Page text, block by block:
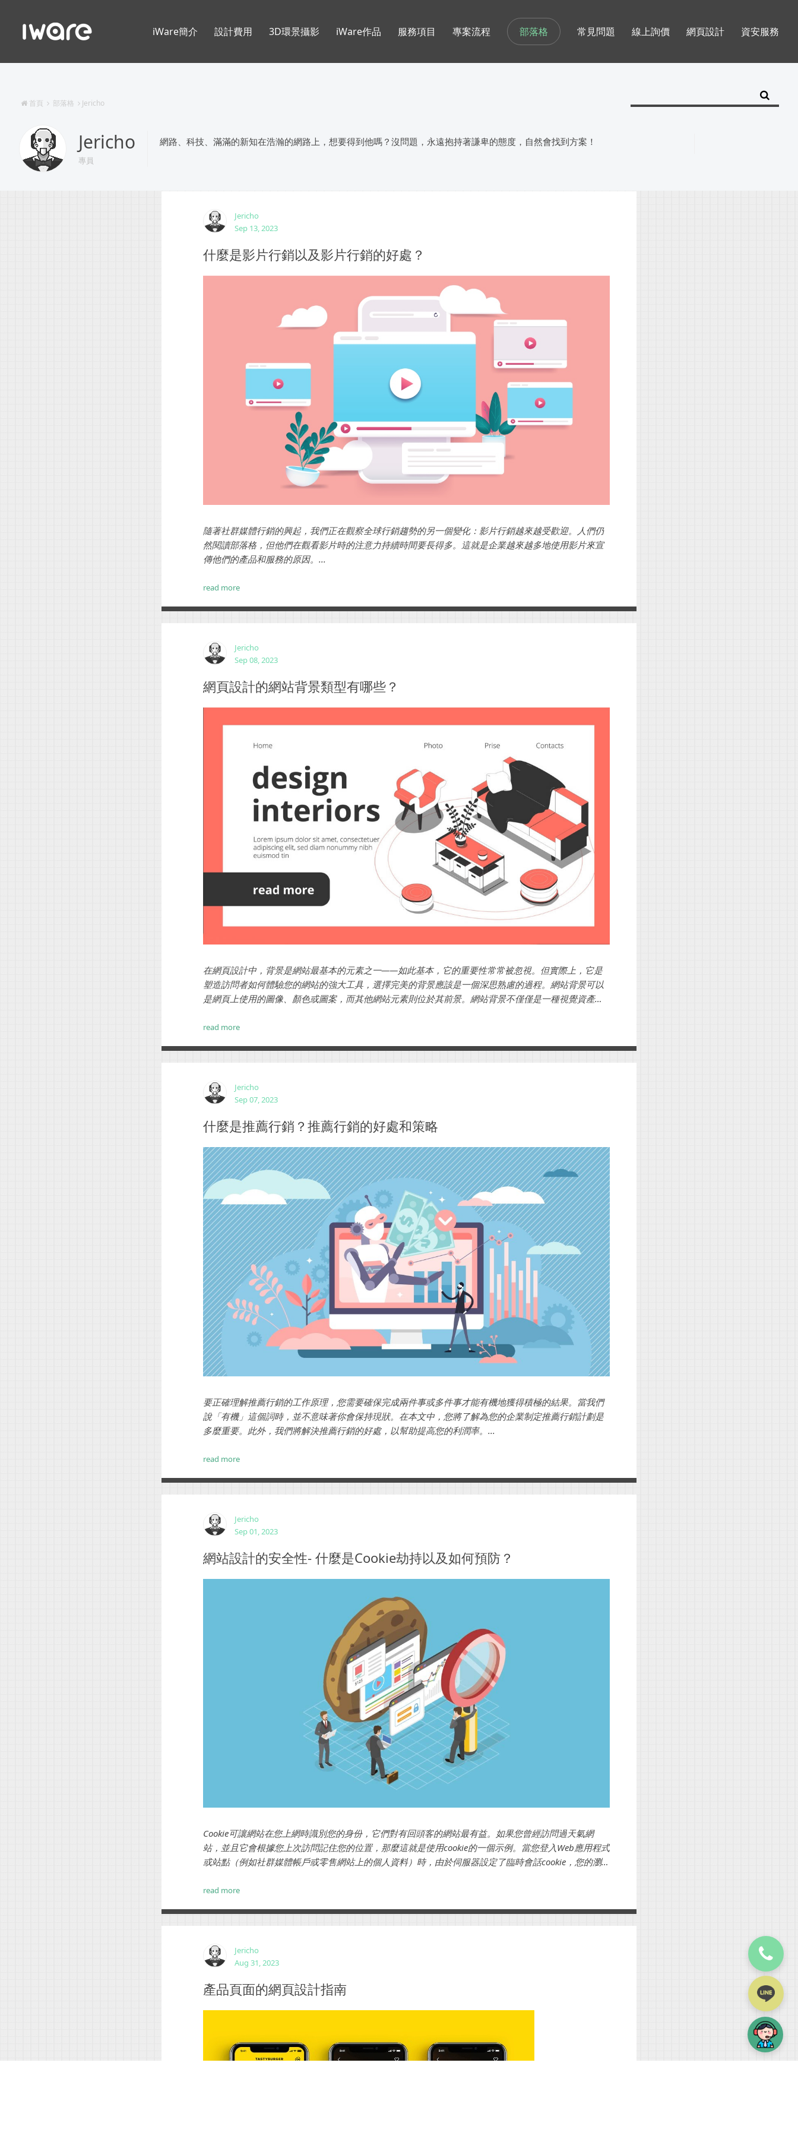
部落格
首頁 部落格 Jericho
Jericho
專員
網路、科技、滿滿的新知在浩瀚的網路上，想要得到他嗎？沒問題，永遠抱持著謙卑的態度，自然會找到方案！
Jericho
Sep 13, 2023
什麼是影片行銷以及影片行銷的好處？
隨著社群媒體行銷的興起，我們正在觀察全球行銷趨勢的另一個變化：影片行銷越來越受歡迎。人們仍
然閱讀部落格，但他們在觀看影片時的注意力持續時間要長得多。這就是企業越來越多地使用影片來宣
傳他們的產品和服務的原因。...
read more
Jericho
Sep 08, 2023
網頁設計的網站背景類型有哪些？
在網頁設計中，背景是網站最基本的元素之一——如此基本，它的重要性常常被忽視。但實際上，它是
塑造訪問者如何體驗您的網站的強大工具，選擇完美的背景應該是一個深思熟慮的過程。網站背景可以
是網頁上使用的圖像、顏色或圖案，而其他網站元素則位於其前景。網站背景不僅僅是一種視覺資產，
read more
Jericho
Sep 07, 2023
什麼是推薦行銷？推薦行銷的好處和策略
要正確理解推薦行銷的工作原理，您需要確保完成兩件事或多件事才能有機地獲得積極的結果。當我們
說「有機」這個詞時，並不意味著你會保持現狀。在本文中，您將了解為您的企業制定推薦行銷計劃是
多麼重要。此外，我們將解決推薦行銷的好處，以幫助提高您的利潤率。...
read more
Jericho
Sep 01, 2023
網站設計的安全性- 什麼是Cookie劫持以及如何預防？
Cookie可讓網站在您上網時識別您的身份，它們對有回頭客的網站最有益。如果您曾經訪問過天氣網
站，並且它會根據您上次訪問記住您的位置，那麼這就是使用cookie的一個示例。當您登入Web應用程式
或站點（例如社群媒體帳戶或零售網站上的個人資料）時，由於伺服器設定了臨時會話cookie，您的瀏
cookie，您每次在該...
read more
Jericho
Aug 31, 2023
產品頁面的網頁設計指南